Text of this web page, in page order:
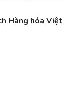
Hàng hóa